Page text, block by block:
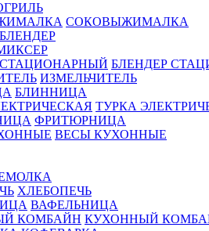
СОКОВЫЖИМАЛКА
БЛЕНДЕР
БЛЕНДЕР
ИЗМЕЛЬЧИТЕЛЬ
БЛИННИЦА
ТУРКА
ФРИТЮРНИЦА
ВЕСЫ КУХОННЫЕ
ХЛЕБОПЕЧЬ
ВАФЕЛЬНИЦА
КУХОННЫЙ